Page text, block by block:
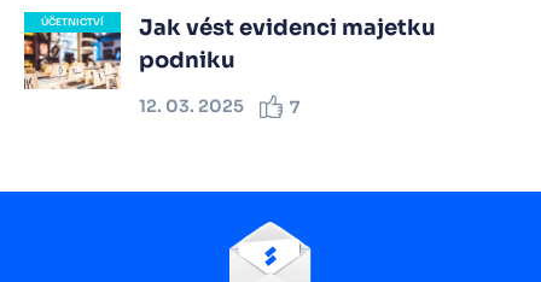
ÚČETNICTVÍ
Jak vést evidenci majetku
podniku
12. 03. 2025 7